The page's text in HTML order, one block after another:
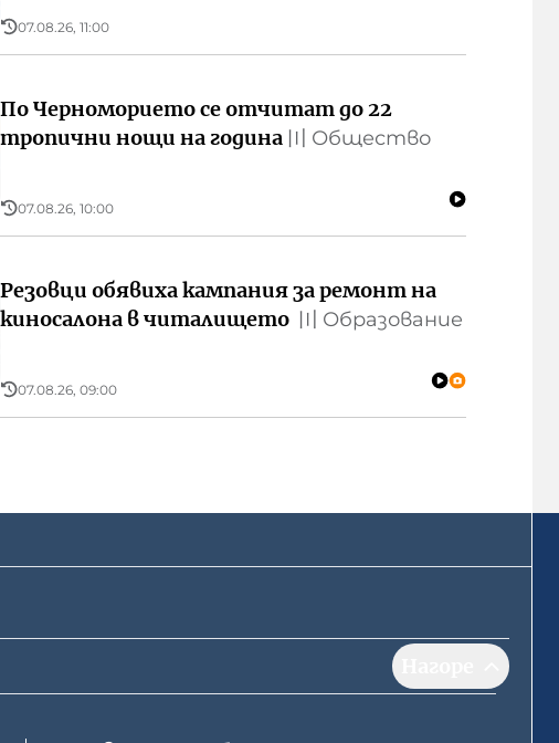
07.08.26, 11:00
По Черноморието се отчитат до 22
тропични нощи на година 〣 Общество
07.08.26, 10:00
Резовци обявиха кампания за ремонт на
киносалона в читалището 〣 Образование
07.08.26, 09:00